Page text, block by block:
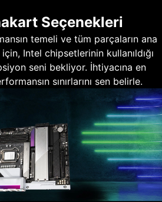
Seçenekleri
temeli ve tüm parçaların ana
Intel chipsetlerinin kullanıldığı
seni bekliyor. İhtiyacına en
sınırlarını sen belirle.